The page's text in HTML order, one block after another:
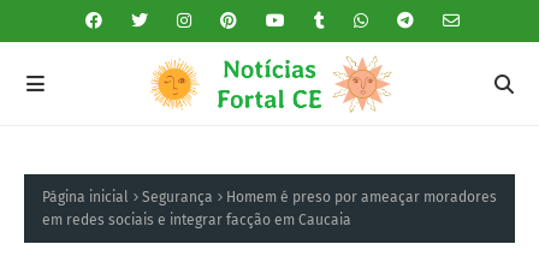
Página inicial Segurança
Homem é preso por ameaçar moradores
em redes sociais e integrar facção em Caucaia